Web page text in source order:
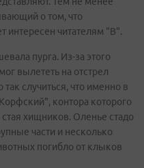
о том, что
интересен читателям "В".
пурга. Из-за этого
вылететь на отстрел
случиться, что именно в
контора которого
хищников. Оленье стадо
части и несколько
погибло от клыков